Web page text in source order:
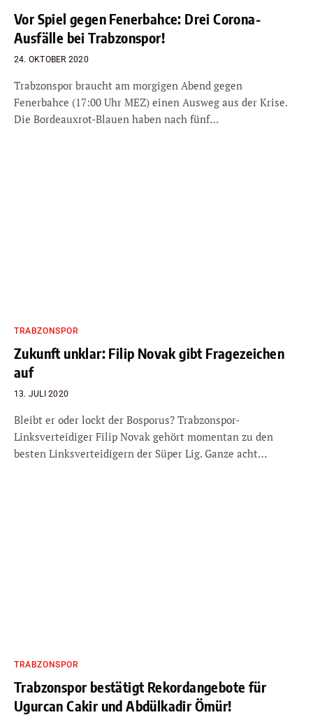
Vor Spiel gegen Fenerbahce: Drei Corona-
Ausfälle bei Trabzonspor!
24. OKTOBER 2020
Trabzonspor braucht am morgigen Abend gegen
Fenerbahce (17:00 Uhr MEZ) einen Ausweg aus der Krise.
Die Bordeauxrot-Blauen haben nach fünf…
TRABZONSPOR
Zukunft unklar: Filip Novak gibt Fragezeichen
auf
13. JULI 2020
Bleibt er oder lockt der Bosporus? Trabzonspor-
Linksverteidiger Filip Novak gehört momentan zu den
besten Linksverteidigern der Süper Lig. Ganze acht…
TRABZONSPOR
Trabzonspor bestätigt Rekordangebote für
Ugurcan Cakir und Abdülkadir Ömür!